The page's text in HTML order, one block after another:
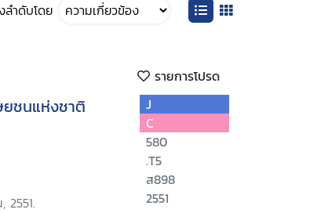
ลำดับโดย
รายการโปรด
ชนแห่งชาติ
2551.
J
C
580
.T5
ส898
2551